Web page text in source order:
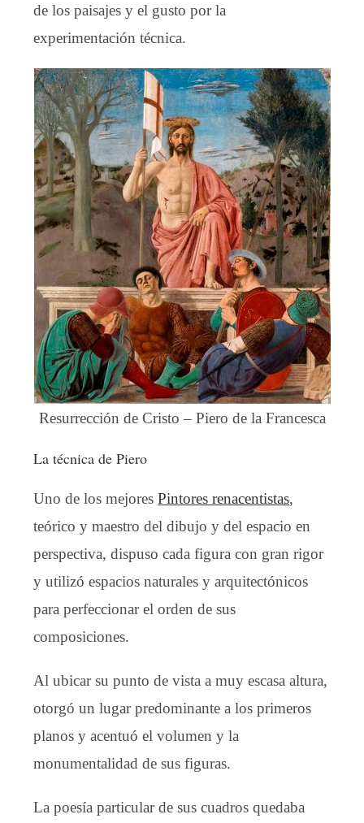
de los paisajes y el gusto por la
experimentación técnica.
Resurrección de Cristo – Piero de la Francesca
La técnica de Piero
Uno de los mejoresPintores renacentistas,
teórico y maestro del dibujo y del espacio en
perspectiva, dispuso cada figura con gran rigor
y utilizó espacios naturales y arquitectónicos
para perfeccionar el orden de sus
composiciones.
Al ubicar su punto de vista a muy escasa altura,
otorgó un lugar predominante a los primeros
planos y acentuó el volumen y la
monumentalidad de sus figuras.
La poesía particular de sus cuadros quedaba